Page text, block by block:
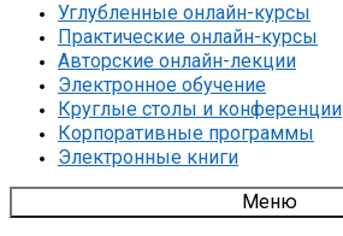
Углубленные онлайн-курсы
Практические онлайн-курсы
Авторские онлайн-лекции
Электронное обучение
Круглые столы и конференции
Корпоративные программы
Электронные книги
Меню